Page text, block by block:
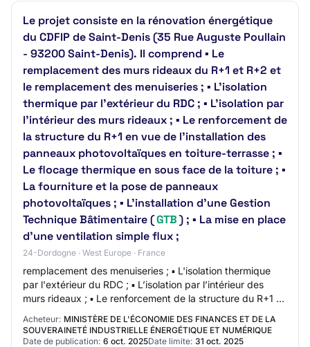
Le projet consiste en la rénovation énergétique
du CDFIP de Saint-Denis (35 Rue Auguste Poullain
- 93200 Saint-Denis). Il comprend ▪ Le
remplacement des murs rideaux du R+1 et R+2 et
le remplacement des menuiseries ; ▪ L'isolation
thermique par l'extérieur du RDC ; ▪ L’isolation par
l’intérieur des murs rideaux ; ▪ Le renforcement de
la structure du R+1 en vue de l'installation des
panneaux photovoltaïques en toiture-terrasse ; ▪
Le flocage thermique en sous face de la toiture ; ▪
La fourniture et la pose de panneaux
photovoltaïques ; ▪ L’installation d’une Gestion
Technique Bâtimentaire (GTB) ; ▪ La mise en place
d’une ventilation simple flux ;
24-Dordogne · West Europe · France
remplacement des menuiseries ; ▪ L'isolation thermique
par l'extérieur du RDC ; ▪ L’isolation par l’intérieur des
murs rideaux ; ▪ Le renforcement de la structure du R+1 en
vue de l'installation des…
Acheteur: MINISTÈRE DE L'ÉCONOMIE DES FINANCES ET DE LA
SOUVERAINETÉ INDUSTRIELLE ÉNERGÉTIQUE ET NUMÉRIQUE
Date de publication: 6 oct. 2025Date limite: 31 oct. 2025